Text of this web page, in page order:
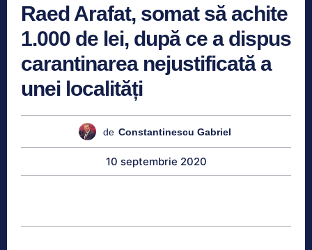
Raed Arafat, somat să achite
1.000 de lei, după ce a dispus
carantinarea nejustificată a
unei localități
de Constantinescu Gabriel
10 septembrie 2020